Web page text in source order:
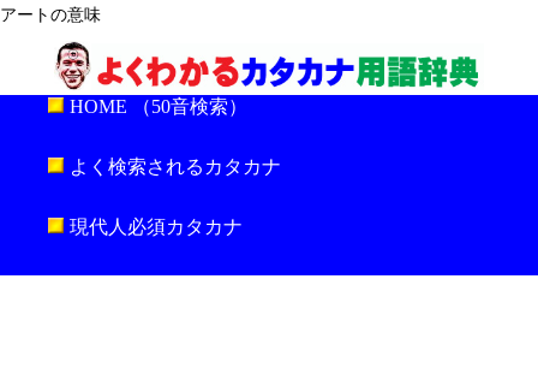
アートの意味
HOME （50音検索）
よく検索されるカタカナ
現代人必須カタカナ